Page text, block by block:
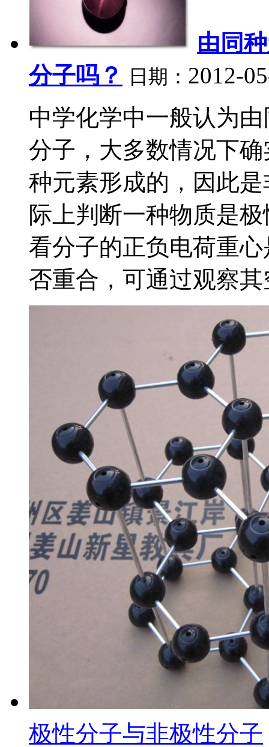
由同
分子吗？
日期： 2012-
中学化学中一般认为
分子，大多数情况下
种元素形成的，因此
际上判断一种物质是
看分子的正负电荷重
否重合，可通过观察其
极性分子与非极性分子